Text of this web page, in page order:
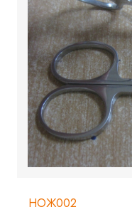
НОЖ002